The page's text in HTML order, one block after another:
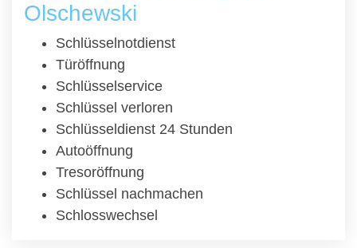
Olschewski
Schlüsselnotdienst
Türöffnung
Schlüsselservice
Schlüssel verloren
Schlüsseldienst 24 Stunden
Autoöffnung
Tresoröffnung
Schlüssel nachmachen
Schlosswechsel